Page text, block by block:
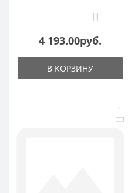
0
4 193.00руб.
В КОРЗИНУ